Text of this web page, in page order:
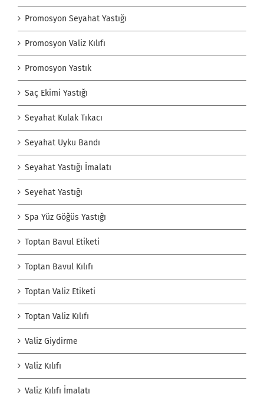
Promosyon Seyahat Yastığı
Promosyon Valiz Kılıfı
Promosyon Yastık
Saç Ekimi Yastığı
Seyahat Kulak Tıkacı
Seyahat Uyku Bandı
Seyahat Yastığı İmalatı
Seyehat Yastığı
Spa Yüz Göğüs Yastığı
Toptan Bavul Etiketi
Toptan Bavul Kılıfı
Toptan Valiz Etiketi
Toptan Valiz Kılıfı
Valiz Giydirme
Valiz Kılıfı
Valiz Kılıfı İmalatı